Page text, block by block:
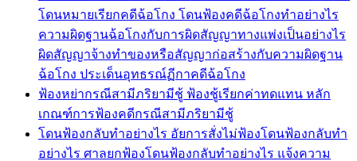
โดนหมายเรียกคดีฉ้อโกง โดนฟ้องคดีฉ้อโกงทำอย่างไร
ความผิดฐานฉ้อโกงกับการผิดสัญญาทางแพ่งเป็นอย่างไร
ผิดสัญญาจ้างทำของหรือสัญญาก่อสร้างกับความผิดฐาน
ฉ้อโกง ประเด็นอุทธรณ์ฏีกาคดีฉ้อโกง
ฟ้องหย่ากรณีสามีภริยามีชู้ ฟ้องชู้เรียกค่าทดแทน หลัก
เกณฑ์การฟ้องคดีกรณีสามีภริยามีชู้
โดนฟ้องกลับทำอย่างไร อัยการสั่งไม่ฟ้องโดนฟ้องกลับทำ
อย่างไร ศาลยกฟ้องโดนฟ้องกลับทำอย่างไร แจ้งความ